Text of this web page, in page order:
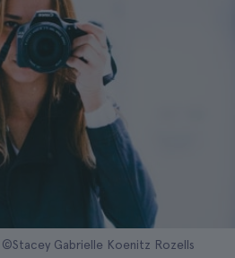
©Stacey Gabrielle Koenitz Rozells